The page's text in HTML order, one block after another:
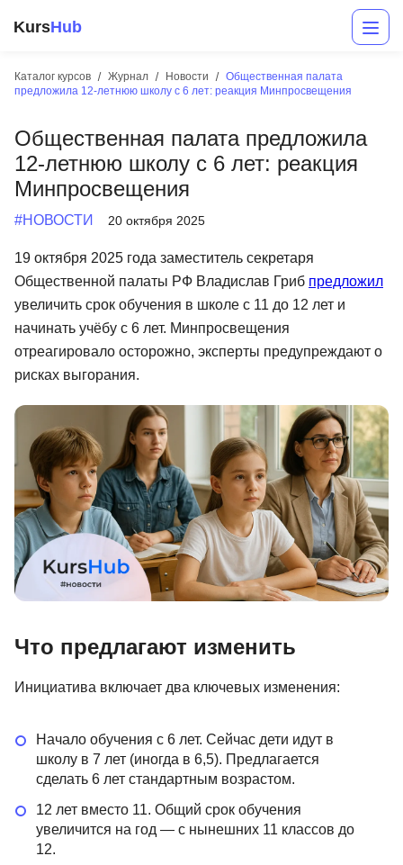
KursHub
Каталог курсов Журнал Новости
Общественная палата
предложила 12-летнюю школу с 6 лет: реакция Минпросвещения
Общественная палата предложила
12-летнюю школу с 6 лет: реакция
Минпросвещения
#НОВОСТИ 20 октября 2025
19 октября 2025 года заместитель секретаря
Общественной палаты РФ Владислав Гриб предложил
увеличить срок обучения в школе с 11 до 12 лет и
начинать учёбу с 6 лет. Минпросвещения
отреагировало осторожно, эксперты предупреждают о
рисках выгорания.
Что предлагают изменить
Инициатива включает два ключевых изменения:
Начало обучения с 6 лет. Сейчас дети идут в
школу в 7 лет (иногда в 6,5). Предлагается
сделать 6 лет стандартным возрастом.
12 лет вместо 11. Общий срок обучения
увеличится на год — с нынешних 11 классов до
12.
Маркетинг
Аналитика
Иностранные языки
Soft Skills
ДПО
Детям
Акции и промокоды
Рейтинг онлайн-школ